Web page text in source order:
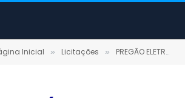
Inicial » Licitações » PREGÃO ELETRÔNICO Nº 007/2020-SRP (AQUISIÇÃO DE GÊNEROS ALIMENTÍCIOS E MATERIAL DE LIMPEZA)